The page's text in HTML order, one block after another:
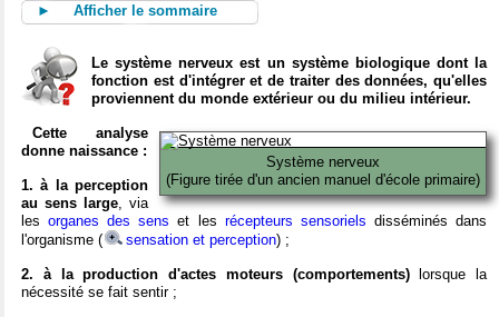
► Afficher le sommaire
Le système nerveux est un système biologique dont la
fonction est d'intégrer et de traiter des données, qu'elles
proviennent du monde extérieur ou du milieu intérieur.
Système nerveux
(Figure tirée d'un ancien manuel d'école primaire)
Cette analyse
donne naissance :
1. à la perception
au sens large, via
lesorganes des sens et les récepteurs sensoriels disséminés dans
l'organisme (
sensation et perception) ;
2. à la production d'actes moteurs (comportements)lorsque la
nécessité se fait sentir ;